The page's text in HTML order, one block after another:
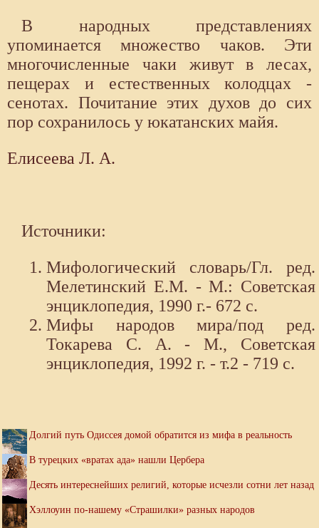
В народных представлениях
упоминается множество чаков. Эти
многочисленные чаки живут в лесах,
пещерах и естественных колодцах -
сенотах. Почитание этих духов до сих
пор сохранилось у юкатанских майя.
Елисеева Л. А.
Источники:
Мифологический словарь/Гл. ред.
Мелетинский Е.М. - М.: Советская
энциклопедия, 1990 г.- 672 с.
Мифы народов мира/под ред.
Токарева С. А. - М., Советская
энциклопедия, 1992 г. - т.2 - 719 с.
Долгий путь Одиссея домой обратится из мифа в реальность
В турецких «вратах ада» нашли Цербера
Десять интереснейших религий, которые исчезли сотни лет назад
Хэллоуин по-нашему «Страшилки» разных народов